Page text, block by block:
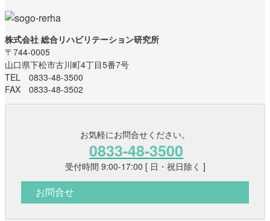
株式会社 総合リハビリテーション研究所
〒744-0005
山口県下松市古川町4丁目5番7号
TEL 0833-48-3500
FAX 0833-48-3502
お気軽にお問合せください。
0833-48-3500
受付時間 9:00-17:00 [ 日・祝日除く ]
お問合せ